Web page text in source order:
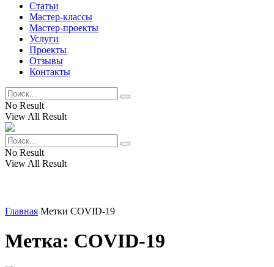
Статьи
Мастер-классы
Мастер-проекты
Услуги
Проекты
Отзывы
Контакты
No Result
View All Result
No Result
View All Result
Главная Метки COVID-19
Метка: COVID-19